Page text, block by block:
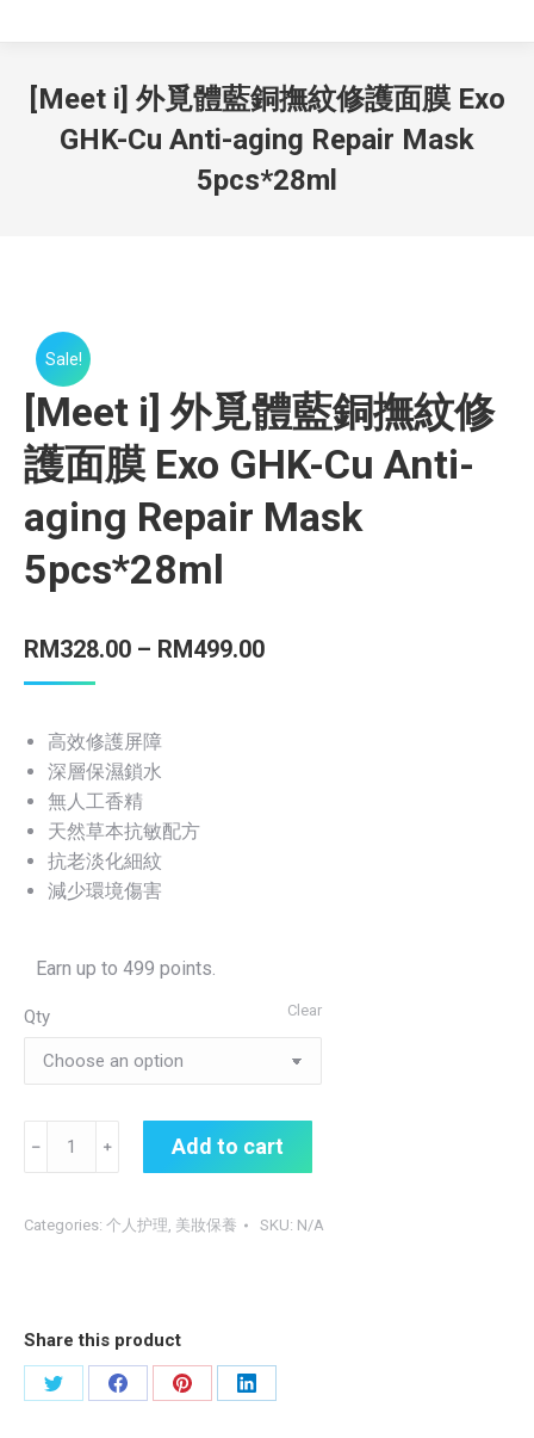
[Meet i] 外覓體藍銅撫紋修護面膜 Exo
GHK-Cu Anti-aging Repair Mask
5pcs*28ml
Sale!
[Meet i] 外覓體藍銅撫紋修
護面膜 Exo GHK-Cu Anti-
aging Repair Mask
5pcs*28ml
RM328.00 – RM499.00
高效修護屏障
深層保濕鎖水
無人工香精
天然草本抗敏配方
抗老淡化細紋
減少環境傷害
Earn up to 499 points.
Qty Clear
[Meet
覓
撫
紋
修
Add to cart
Categories: 个人护理, 美妝保養 SKU: N/A
Share this product
Share
Share
Share
Share